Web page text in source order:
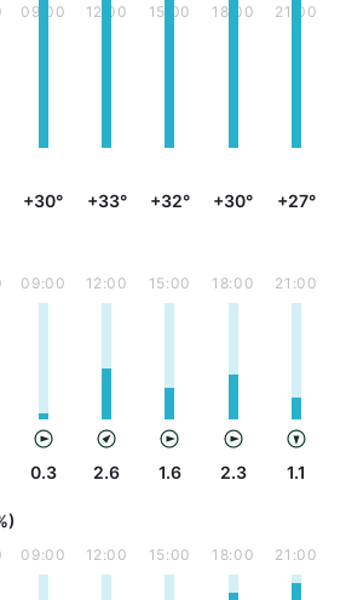
09:00
+30°
12:00
+33°
15:00
+32°
18:00
+30°
21:00
+27°
09:00
0.3
12:00
2.6
15:00
1.6
18:00
2.3
21:00
1.1
09:00 12:00 15:00 18:00 21:00